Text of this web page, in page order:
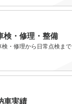
検・修理・整備
検・修理から日常点検まで
車実績